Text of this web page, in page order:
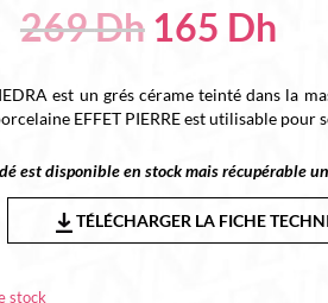
269Dh Le
prix
était :
269 Dh.
165 DhLe
prix
est un grés cérame teinté dans la
EFFET PIERRE est utilisable pour
est disponible en stock mais récupérable
TÉLÉCHARGER LA FICHE
stock